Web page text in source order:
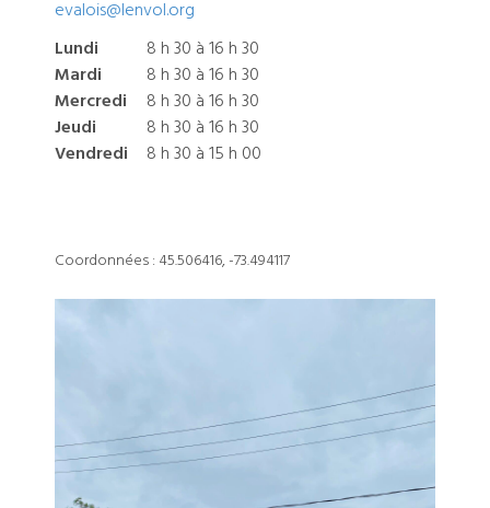
evalois@lenvol.org
Lundi
8 h 30 à 16 h 30
Mardi
8 h 30 à 16 h 30
Mercredi
8 h 30 à 16 h 30
Jeudi
8 h 30 à 16 h 30
Vendredi
8 h 30 à 15 h 00
Coordonnées : 45.506416, -73.494117